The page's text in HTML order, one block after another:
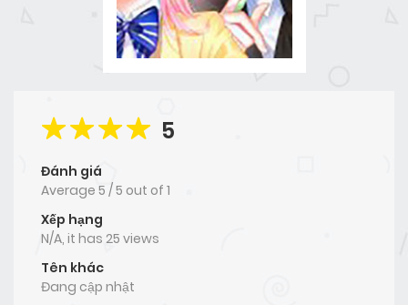
5
Đánh giá
Average 5 /5 out of 1
Xếp hạng
N/A, it has 25 views
Tên khác
Đang cập nhật